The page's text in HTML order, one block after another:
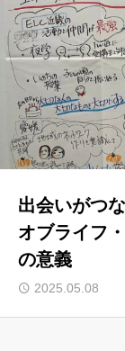
出会いがつ
オブライフ
の意義
2025.05.08
東大阪プロジェク
運営会社